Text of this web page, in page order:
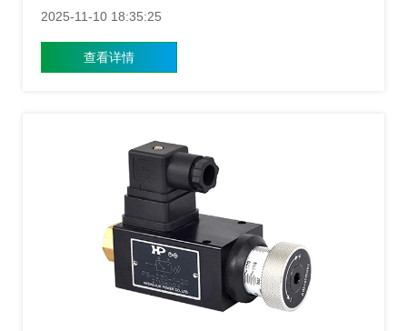
字背后，却隐藏着一系列复杂而微妙的设计难题，上海涌
在追求体积缩小的同时如何维持甚至提升性能，是一场精
密的“走钢丝”平衡术。
2025-11-10 18:35:25
查看详情